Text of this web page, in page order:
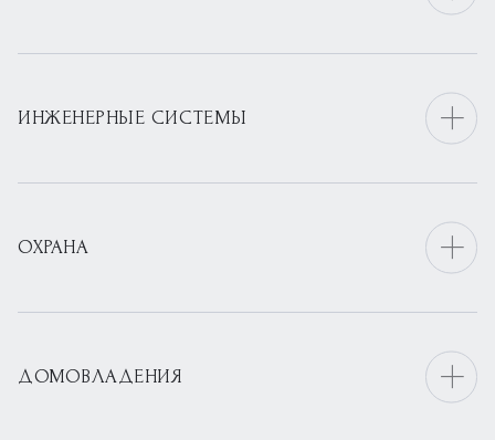
ИНЖЕНЕРНЫЕ СИСТЕМЫ
ОХРАНА
ДОМОВЛАДЕНИЯ